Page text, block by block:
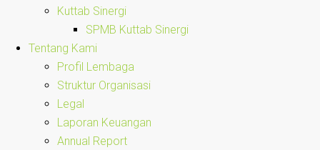
Kuttab Sinergi
SPMB Kuttab Sinergi
Tentang Kami
Profil Lembaga
Struktur Organisasi
Legal
Laporan Keuangan
Annual Report